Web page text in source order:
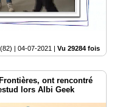
| 04-07-2021 | Vu 29284 fois
ont rencontré
lors Albi Geek